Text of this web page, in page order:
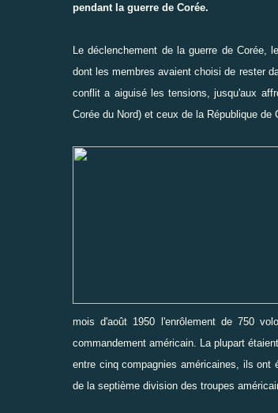
pendant la guerre de Corée.
Le déclenchement de la guerre de
dont les membres avaient choisi de rester
conflit a aiguisé les tensions, jusqu'aux
Corée du Nord) et ceux de la République de
mois d'août 1950 l'enrôlement de 750
commandement américain. La plupart
entre cinq compagnies américaines, ils ont
de la septième division des troupes